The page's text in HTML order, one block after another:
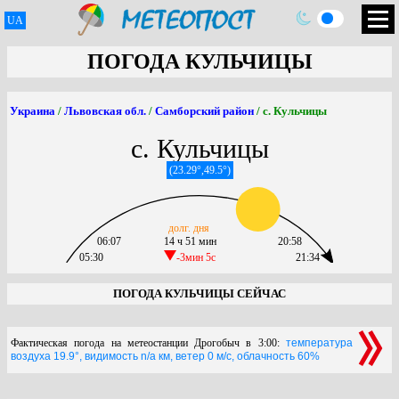
UA
ПОГОДА КУЛЬЧИЦЫ
Украина / Львовская обл. / Самборский район / с. Кульчицы
с. Кульчицы
(23.29°,49.5°)
05:30
06:07
14 ч 51 мин
-3мин 5c
долг. дня
21:34
20:58
ПОГОДА КУЛЬЧИЦЫ СЕЙЧАС
Фактическая погода на метеостанции Дрогобыч в 3:00: температура
воздуха 19.9°, видимость n/a км, ветер 0 м/с, облачность 60%